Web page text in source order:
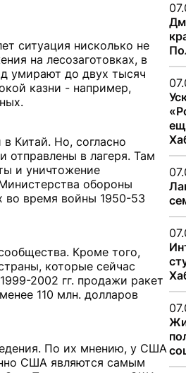
ситуация нисколько не
на лесозаготовках, в
умирают до двух тысяч
казни - например,
Китай. Но, согласно
отправлены в лагеря. Там
и уничтожение
обороны
во время войны 1950-53
Кроме того,
которые сейчас
2002 гг. продажи ракет
110 млн. долларов
По их мнению, у США
США являются самым